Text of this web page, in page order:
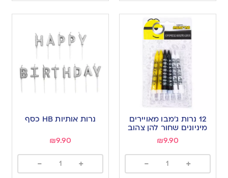
12 נרות ג’מבו מאויירים
מיניונים שחור להן צהוב
₪9.90
+
-
נרות אותיות HB כסף
₪9.90
+
-